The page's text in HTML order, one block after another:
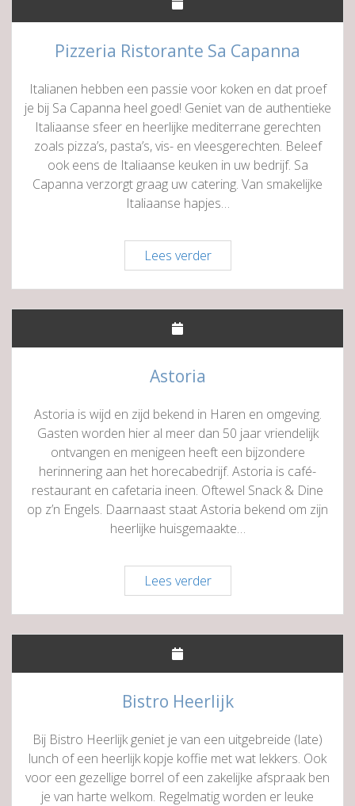
Pizzeria Ristorante Sa Capanna
Italianen hebben een passie voor koken en dat proef
je bij Sa Capanna heel goed! Geniet van de authentieke
Italiaanse sfeer en heerlijke mediterrane gerechten
zoals pizza’s, pasta’s, vis- en vleesgerechten. Beleef
ook eens de Italiaanse keuken in uw bedrijf. Sa
Capanna verzorgt graag uw catering. Van smakelijke
Italiaanse hapjes…
Lees verderPizzeria
Ristorante
Sa
Capanna
Astoria
Astoria is wijd en zijd bekend in Haren en omgeving.
Gasten worden hier al meer dan 50 jaar vriendelijk
ontvangen en menigeen heeft een bijzondere
herinnering aan het horecabedrijf. Astoria is café-
restaurant en cafetaria ineen. Oftewel Snack & Dine
op z’n Engels. Daarnaast staat Astoria bekend om zijn
heerlijke huisgemaakte…
Lees verderAstoria
Bistro Heerlijk
Bij Bistro Heerlijk geniet je van een uitgebreide (late)
lunch of een heerlijk kopje koffie met wat lekkers. Ook
voor een gezellige borrel of een zakelijke afspraak ben
je van harte welkom. Regelmatig worden er leuke